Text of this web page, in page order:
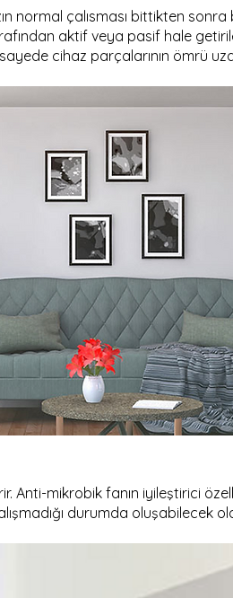
normal çalısması bittikten
aktif veya pasif hale
cihaz parçalarının ömrü
Anti-mikrobik fanın iyileştirici
durumda oluşabilecek